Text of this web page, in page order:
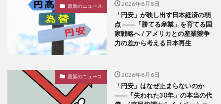
最新のニュース 2026年8月8日
「円安」が映し出す日本経済の弱
点 ――「勝てる産業」を育てる国
家戦略へ / アメリカとの産業競争
力の差から考える日本再生
最新のニュース 2026年8月6日
「円安」はなぜ止まらないのか
――「失われた30年」の本当の代